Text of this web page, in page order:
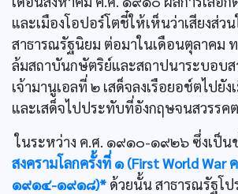
และเมืองโอปอร์โตชี๋ให้เห็นว่าเสียงส่
สาธารณรัฐนิยม ต่อมาในเดือนตุลาคม
ล้มสถาบันกษัตริย์และสถาปนาระบอบ
เจ้ามานูเอลที่ ๒ เสด็จลงเรือยอช์ตไปยัง
และเสด็จไปประทับที่อังกฤษจนสวรร
ในระหว่าง ค.ศ. ๑๙๑๐-๑๙๒๖ ซึ่งเป็น
สงครามโลกครั้งที่ ๑ (First World War
๑๙๑๔-๑๙๑๘)* ด้วยนั้น สาธารณรัฐโป